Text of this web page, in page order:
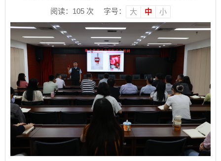
阅读： 105 次 字号： 大 中 小